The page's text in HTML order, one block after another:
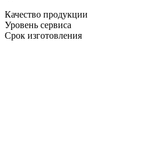
Качество продукции
Уровень сервиса
Срок изготовления